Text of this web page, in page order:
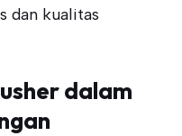
dan kualitas
dalam